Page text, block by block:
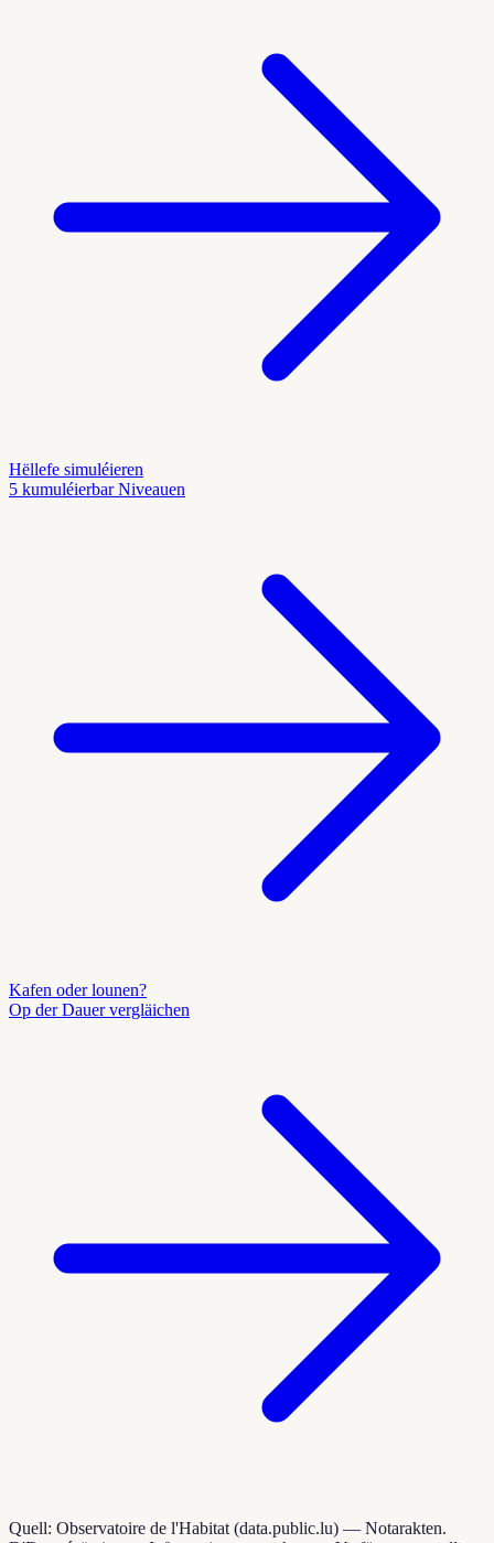
Hëllefe simuléieren
5 kumuléierbar Niveauen
Kafen oder lounen?
Op der Dauer vergläichen
Quell: Observatoire de l'Habitat (data.public.lu) — Notarakten.